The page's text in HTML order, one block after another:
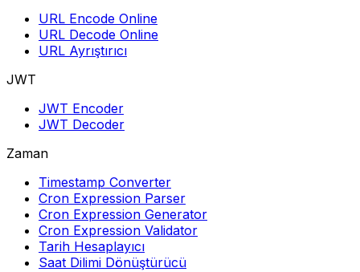
URL Encode Online
URL Decode Online
URL Ayrıştırıcı
JWT
JWT Encoder
JWT Decoder
Zaman
Timestamp Converter
Cron Expression Parser
Cron Expression Generator
Cron Expression Validator
Tarih Hesaplayıcı
Saat Dilimi Dönüştürücü